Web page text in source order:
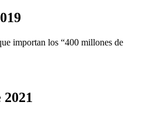
importan los “400 millones de